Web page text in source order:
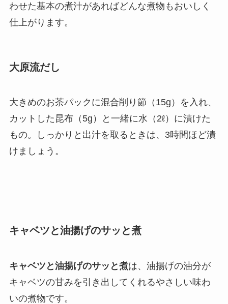
わせた基本の煮汁があればどんな煮物もおいしく
仕上がります。
大原流だし
大きめのお茶パックに混合削り節（15g）を入れ、
カットした昆布（5g）と一緒に水（2ℓ）に漬けた
もの。しっかりと出汁を取るときは、3時間ほど漬
けましょう。
キャベツと油揚げのサッと煮
キャベツと油揚げのサッと煮は、油揚げの油分が
キャベツの甘みを引き出してくれるやさしい味わ
いの煮物です。